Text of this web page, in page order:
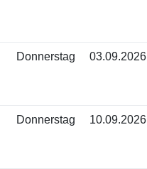
Donnerstag 03.09.2026
Donnerstag 10.09.2026